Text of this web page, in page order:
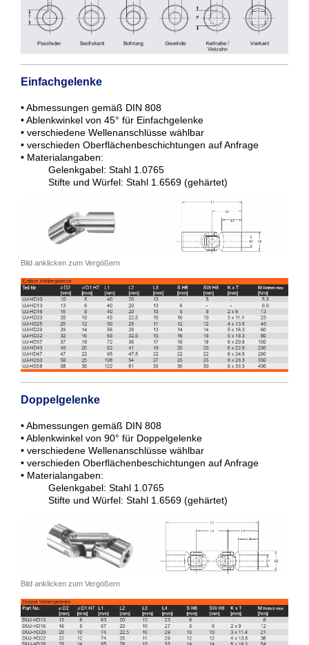
Einfachgelenke
• Abmessungen gemäß DIN 808
• Ablenkwinkel von 45° für Einfachgelenke
• verschiedene Wellenanschlüsse wählbar
• verschieden Oberflächenbeschichtungen auf Anfrage
• Materialangaben:
Gelenkgabel: Stahl 1.0765
Stifte und Würfel: Stahl 1.6569 (gehärtet)
Bild anklicken zum Vergößern
Doppelgelenke
• Abmessungen gemäß DIN 808
• Ablenkwinkel von 90° für Doppelgelenke
• verschiedene Wellenanschlüsse wählbar
• verschieden Oberflächenbeschichtungen auf Anfrage
• Materialangaben:
Gelenkgabel: Stahl 1.0765
Stifte und Würfel: Stahl 1.6569 (gehärtet)
Bild anklicken zum Vergößern